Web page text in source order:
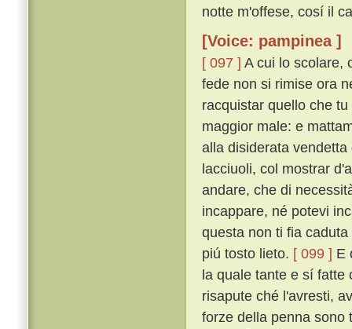
notte m'offese, cosí il
[Voice: pampinea ]
[ 097 ] A cui lo scolare,
fede non si rimise ora
racquistar quello che
maggior male: e
alla disiderata
lacciuoli, col mostrar
andare, che di
incappare, né potevi
questa non ti fia
piú tosto lieto. [ 099 ] E
la quale tante e sí fatte
risapute ché l'avresti,
forze della penna sono